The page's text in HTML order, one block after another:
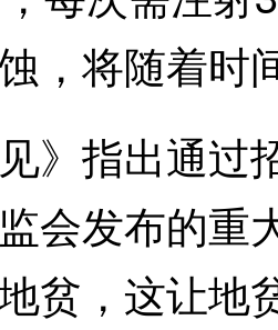
，将随着时
指出通过
会发布的重
贫，这让地